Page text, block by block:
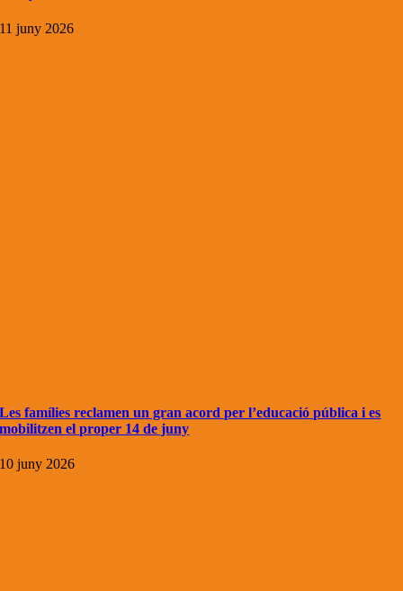
11 juny 2026
Les famílies reclamen un gran acord per l’educació pública i es
mobilitzen el proper 14 de juny
10 juny 2026